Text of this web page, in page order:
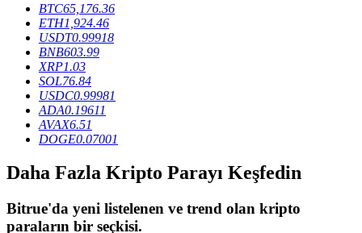
Krediler
Kripto destekli borçlanma hizmeti
BTC65,176.36
ETH1,924.46
USDT0.99918
BNB603.99
XRP1.03
SOL76.84
USDC0.99981
ADA0.19611
AVAX6.51
DOGE0.07001
Daha Fazla Kripto Parayı Keşfedin
Bitrue'da yeni listelenen ve trend olan kripto
paraların bir seçkisi.